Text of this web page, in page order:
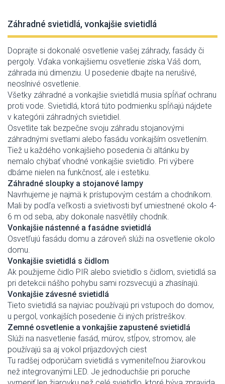
Záhradné svietidlá, vonkajšie svietidlá
Doprajte si dokonalé osvetlenie vašej záhrady, fasády či
pergoly. Vďaka vonkajšiemu osvetlenie získa Váš dom,
záhrada inú dimenziu. U posedenie dbajte na nerušivé,
neoslnivé osvetlenie.
Všetky záhradné a vonkajšie svietidlá musia spĺňať ochranu
proti vode. Svietidlá, ktorá túto podmienku spĺňajú nájdete
v kategórii záhradných svietidiel.
Osvetlite tak bezpečne svoju záhradu stojanovými
záhradnými svetlami alebo fasádu vonkajším osvetlením.
Tiež u každého vonkajšieho posedenia či altánku by
nemalo chýbať vhodné vonkajšie svietidlo. Pri výbere
dbáme nielen na funkčnosť, ale i estetiku.
Záhradné sloupky a stojanové lampy
Navrhujeme je najmä k prístupovým cestám a chodníkom.
Mali by podľa veľkosti a svietivosti byť umiestnené okolo 4-
6 m od seba, aby dokonale nasvětlily chodník.
Vonkajšie nástenné a fasádne svietidlá
Osvetľujú fasádu domu a zároveň slúži na osvetlenie okolo
domu.
Vonkajšie svietidlá s čidlom
Ak použijeme čidlo PIR alebo svietidlo s čidlom, svietidlá sa
pri detekcii nášho pohybu sami rozsvecujú a zhasínajú.
Vonkajšie závesné svietidlá
Tieto svietidlá sa najviac používajú pri vstupoch do domov,
u pergol, vonkajších posedenie či iných prístreškov.
Zemné osvetlenie a vonkajšie zapustené svietidlá
Slúži na nasvetlenie fasád, múrov, stĺpov, stromov, ale
používajú sa aj vokol príjazdových ciest
Tu radšej odporúčam svietidlá s vymeniteľnou žiarovkou
než integrovanými LED. Je jednoduchšie pri poruche